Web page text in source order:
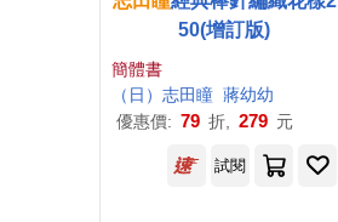
50(增訂版)
簡體書
（ 日 ） 志田瞳 蔣幼幼
優惠價: 79 折, 279 元
試閱